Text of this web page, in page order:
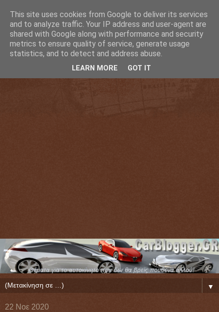
▼
22 Νοε 2020
This site uses cookies from Google to deliver its services
and to analyze traffic. Your IP address and user-agent are
shared with Google along with performance and security
metrics to ensure quality of service, generate usage
statistics, and to detect and address abuse.
LEARN MORE GOT IT